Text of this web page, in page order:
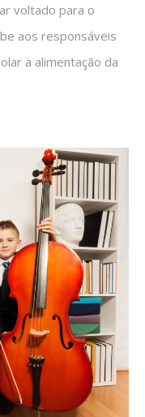
voltado para o
aos responsáveis
a alimentação da